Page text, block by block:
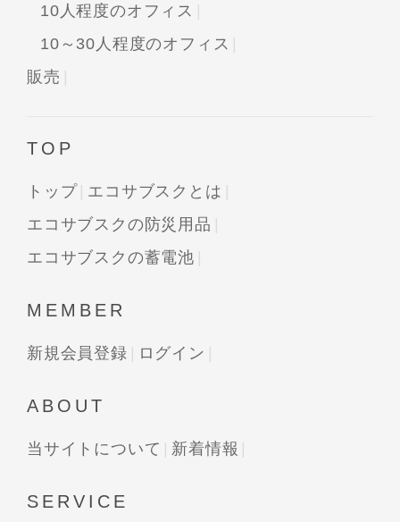
10人程度のオフィス
10～30人程度のオフィス
販売
TOP
トップ
エコサブスクとは
エコサブスクの防災用品
エコサブスクの蓄電池
MEMBER
新規会員登録 ログイン
ABOUT
当サイトについて 新着情報
SERVICE